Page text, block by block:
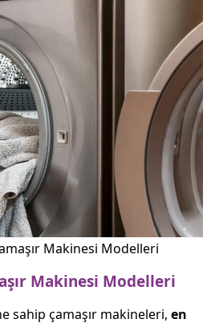
Makinesi Modelleri
Makinesi Modelleri
sahip çamaşır makineleri, en